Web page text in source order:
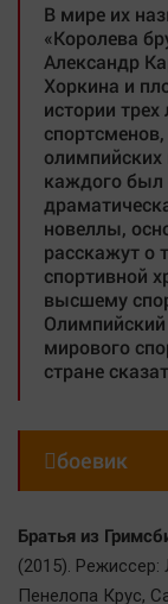
В мире их
«Королева
Александр
Хоркина и
истории
каждого был
новеллы,
расскажут о
спортивной
высшему
мирового
стране
боевик
Братья из
(2015).
Пенелопа Крус,